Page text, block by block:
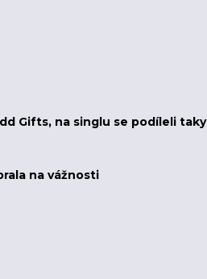
Gifts, na singlu se podíleli taky
na vážnosti